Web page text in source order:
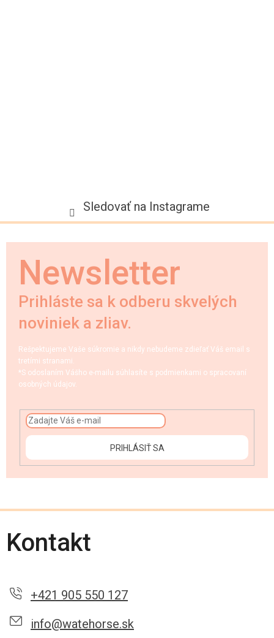
Sledovať na Instagrame
Newsletter
Prihláste sa k odberu skvelých
noviniek a zliav.
Rešpektujeme Vaše súkromie a nikdy nebudeme zdieľať Váš email s
tretími stranami.
*S odoslaním Vášho e-mailu súhlasíte s podmienkami o spracovaní
osobných údajov.
PRIHLÁSIŤ SA
Kontakt
+421 905 550 127
info@watehorse.sk